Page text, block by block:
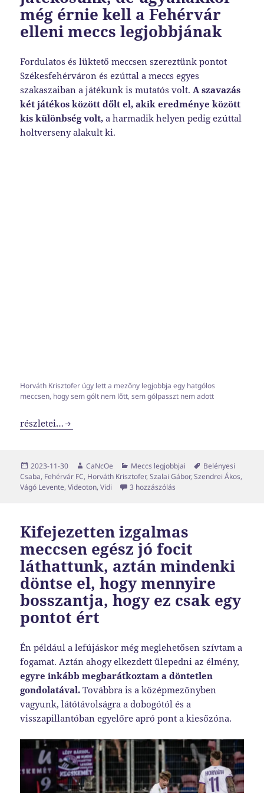
még érnie kell a Fehérvár
elleni meccs legjobbjának
Fordulatos és lüktető meccsen szereztünk pontot
Székesfehérváron és ezúttal a meccs egyes
szakaszaiban a játékunk is mutatós volt. A szavazás
két játékos között dőlt el, akik eredménye között
kis különbség volt, a harmadik helyen pedig ezúttal
holtverseny alakult ki.
Horváth Krisztofer úgy lett a mezőny legjobbja egy hatgólos
meccsen, hogy sem gólt nem lőtt, sem gólpasszt nem adott
Sok tekintetben a legjobb játékosunk, de ugyanakkor
részletei…
Közzétéve
2023-11-30 Szerző
CaNcOe Kategória
Meccs legjobbjai Címke
Belényesi
Csaba, Fehérvár FC, Horváth Krisztofer,Szalai Gábor,Szendrei Ákos,
Vágó Levente,Videoton,Vidi 3 hozzászólás
Kifejezetten izgalmas
meccsen egész jó focit
láthattunk, aztán mindenki
döntse el, hogy mennyire
bosszantja, hogy ez csak egy
pontot ért
Én például a lefújáskor még meglehetősen szívtam a
fogamat. Aztán ahogy elkezdett ülepedni az élmény,
egyre inkább megbarátkoztam a döntetlen
gondolatával. Továbbra is a középmezőnyben
vagyunk, látótávolságra a dobogótól és a
visszapillantóban egyelőre apró pont a kiesőzóna.